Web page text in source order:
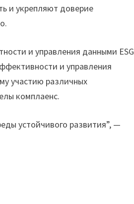
и укрепляют доверие
и управления данными ESG
и управления
участию различных
комплаенс.
устойчивого развития”, —